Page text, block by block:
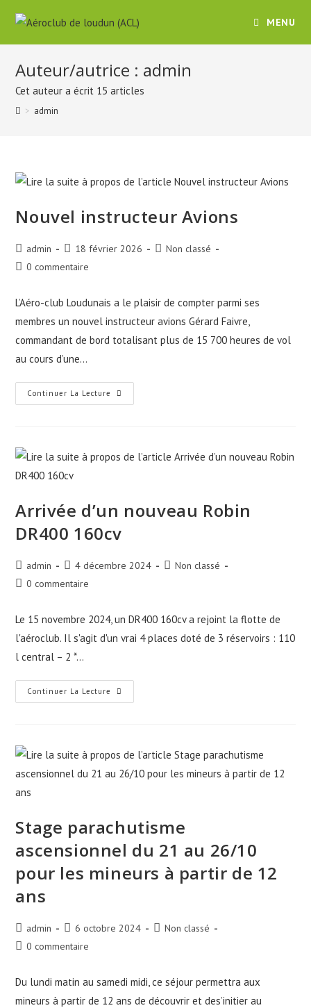
MENU
Auteur/autrice : admin
Cet auteur a écrit 15 articles
> admin
Nouvel instructeur Avions
admin 18 février 2026
Non classé
0 commentaire
L’Aéro-club Loudunais a le plaisir de compter parmi ses
membres un nouvel instructeur avions Gérard Faivre,
commandant de bord totalisant plus de 15 700 heures de vol
au cours d’une…
Continuer La Lecture
Arrivée d’un nouveau Robin
DR400 160cv
admin 4 décembre 2024
Non classé
0 commentaire
Le 15 novembre 2024, un DR400 160cv a rejoint la flotte de
l'aéroclub. Il s'agit d'un vrai 4 places doté de 3 réservoirs : 110
l central – 2 *…
Continuer La Lecture
Stage parachutisme
ascensionnel du 21 au 26/10
pour les mineurs à partir de 12
ans
admin 6 octobre 2024
Non classé
0 commentaire
Du lundi matin au samedi midi, ce séjour permettra aux
mineurs à partir de 12 ans de découvrir et des’initier au